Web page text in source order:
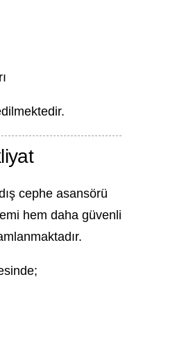
cephe asansörü
hem daha güvenli